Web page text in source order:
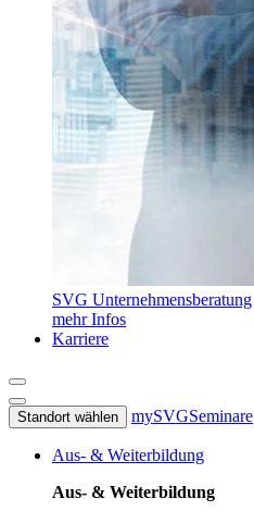
SVG Unternehmensberatung
mehr Infos
Karriere
Standort wählen mySVGSeminare
Aus- & Weiterbildung
Aus- & Weiterbildung